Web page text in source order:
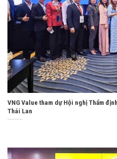
VNG Value tham dự Hội nghị Thẩm
Thái Lan